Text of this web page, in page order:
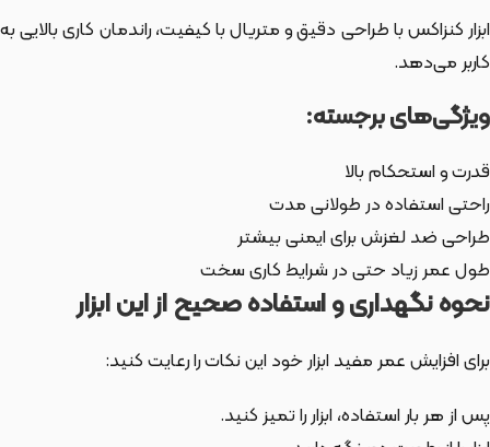
ابزار کنزاکس با طراحی دقیق و متریال با کیفیت، راندمان کاری بالایی به
کاربر می‌دهد.
ویژگی‌های برجسته:
قدرت و استحکام بالا
راحتی استفاده در طولانی مدت
طراحی ضد لغزش برای ایمنی بیشتر
طول عمر زیاد حتی در شرایط کاری سخت
نحوه نگهداری و استفاده صحیح از این ابزار
برای افزایش عمر مفید ابزار خود این نکات را رعایت کنید:
پس از هر بار استفاده، ابزار را تمیز کنید.